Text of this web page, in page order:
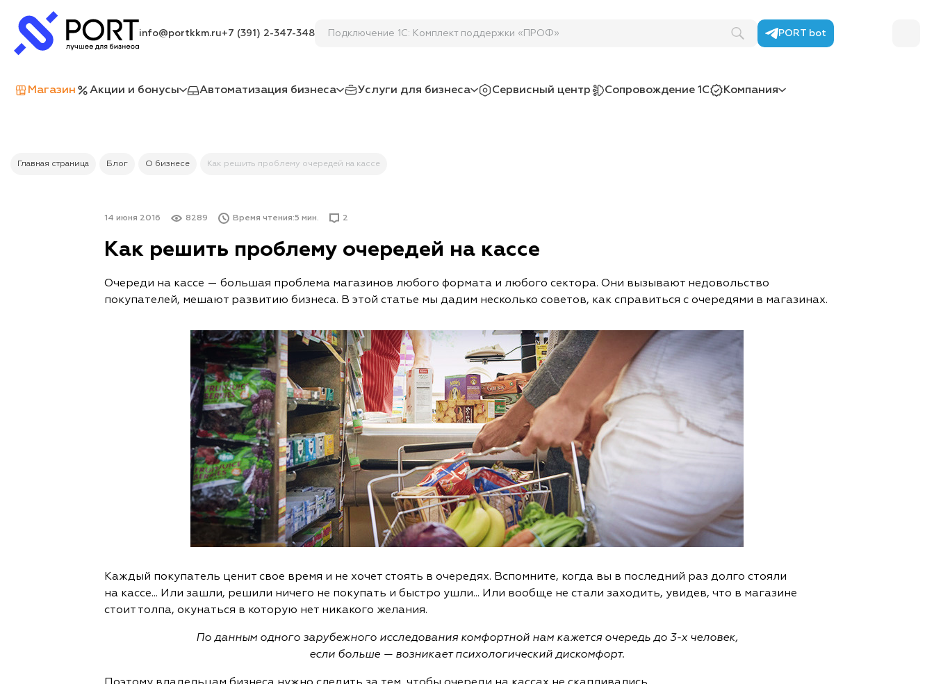
info@portkkm.ru+7 (391) 2-347-348 Подключение 1С: Компл PORT bot
Магазин Акции и бонусы Автоматизация бизнеса Услуги для бизнеса Сервисный центр Сопровождение 1С Компания
Главная страница Блог О бизнесе Как решить проблему очередей на кассе
14 июня 2016 8289 Время чтения:5 мин. 2
Как решить проблему очередей на кассе
Очереди на кассе — большая проблема магазинов любого формата и любого сектора. Они вызывают недовольство
покупателей, мешают развитию бизнеса. В этой статье мы дадим несколько советов, как справиться с очередями в магазинах.
Каждый покупатель ценит свое время и не хочет стоять в очередях. Вспомните, когда вы в последний раз долго стояли
на кассе... Или зашли, решили ничего не покупать и быстро ушли... Или вообще не стали заходить, увидев, что в магазине
стоит толпа, окунаться в которую нет никакого желания.
По данным одного зарубежного исследования комфортной нам кажется очередь до 3-х человек,
если больше — возникает психологический дискомфорт.